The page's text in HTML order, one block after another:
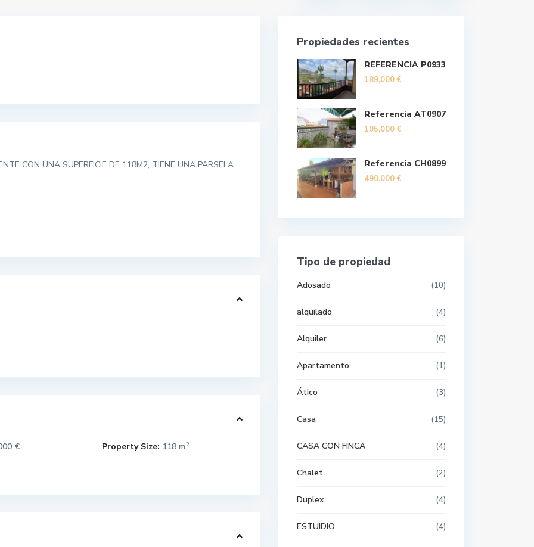
CON UNA SUPERFICIE DE 118M2, TIENE UNA PARSELA
€ Property Size: 118 m2
Propiedades recientes
REFERENCIA P0933
189,000 €
Referencia AT0907
105,000 €
Referencia CH0899
490,000 €
Tipo de propiedad
Adosado (10)
alquilado (4)
Alquiler (6)
Apartamento (1)
Ático (3)
Casa (15)
CASA CON FINCA (4)
Chalet (2)
Duplex (4)
ESTUIDIO (4)